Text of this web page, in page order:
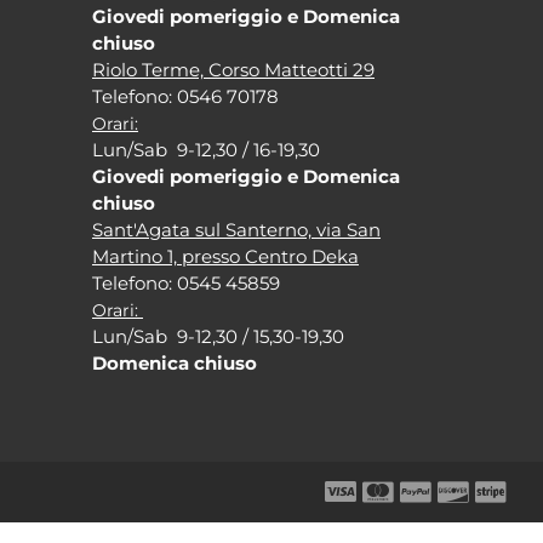
Giovedi pomeriggio e Domenica
chiuso
Riolo Terme, Corso Matteotti 29
Telefono: 0546 70178
Orari:
Lun/Sab 9-12,30 / 16-19,30
Giovedi pomeriggio e Domenica
chiuso
Sant'Agata sul Santerno, via San
Martino 1, presso Centro Deka
Telefono: 0545 45859
Orari:
Lun/Sab 9-12,30 / 15,30-19,30
Domenica chiuso